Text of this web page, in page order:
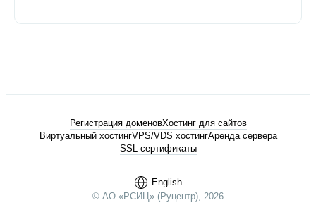
English
© АО «РСИЦ» (Руцентр), 2026
Регистрация доменовХостинг для сайтов
Виртуальный хостингVPS/VDS хостингАренда сервера
SSL-сертификаты